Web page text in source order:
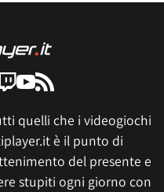
quelli che i videogiochi
è il punto di
del presente e
stupiti ogni giorno con